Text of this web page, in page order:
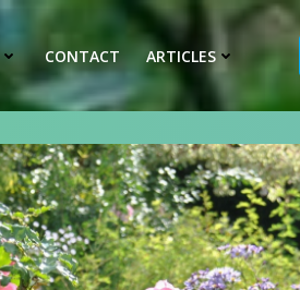
CONTACT ARTICLES